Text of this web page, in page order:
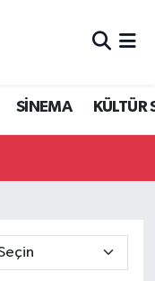
SİNEMA KÜLTÜR